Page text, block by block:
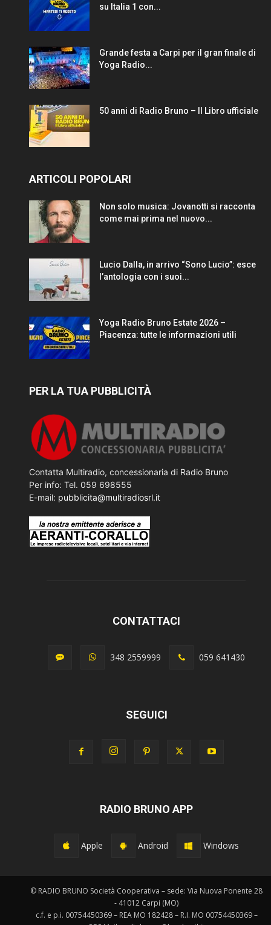
su Italia 1 con...
Grande festa a Carpi per il gran finale di
Yoga Radio...
50 anni di Radio Bruno – Il Libro ufficiale
ARTICOLI POPOLARI
Non solo musica: Jovanotti si racconta
come mai prima nel nuovo...
Lucio Dalla, in arrivo “Sono Lucio”: esce
l’antologia con i suoi...
Yoga Radio Bruno Estate 2026 –
Piacenza: tutte le informazioni utili
PER LA TUA PUBBLICITÀ
Contatta Multiradio, concessionaria di Radio Bruno
Per info: Tel. 059 698555
E-mail: pubblicita@multiradiosrl.it
CONTATTACI
348 2559999 059 641430
SEGUICI
RADIO BRUNO APP
Apple Android Windows
© RADIO BRUNO Società Cooperativa – sede: Via Nuova Ponente 28
- 41012 Carpi (MO)
c.f. e p.i. 00754450369 – REA MO 182428 – R.I. MO 00754450369 –